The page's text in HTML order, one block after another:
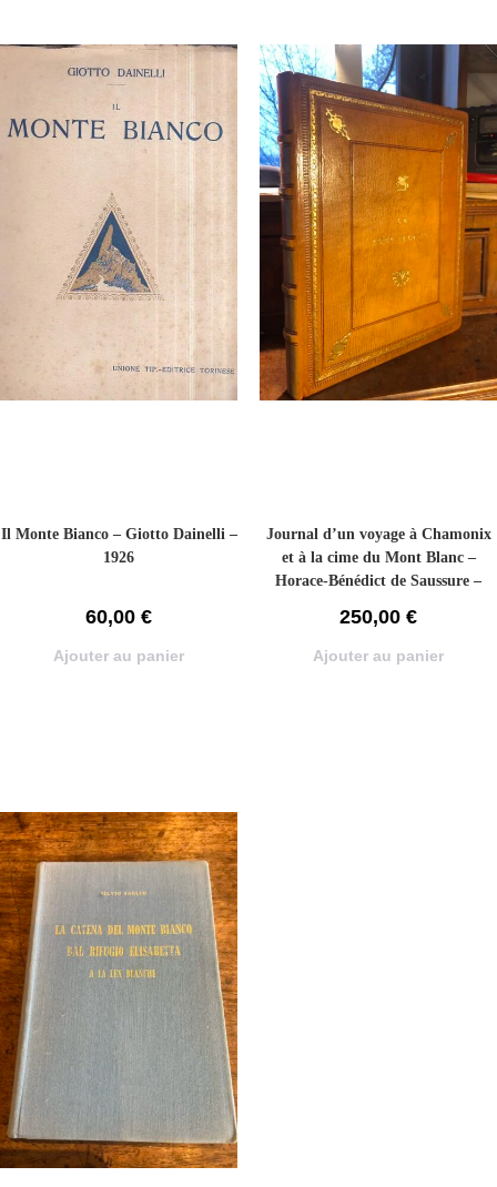
Il Monte Bianco – Giotto Dainelli –
1926
60,00 €
Ajouter au panier
Journal d’un voyage à Chamonix
et à la cime du Mont Blanc –
Horace-Bénédict de Saussure –
250,00 €
Ajouter au panier